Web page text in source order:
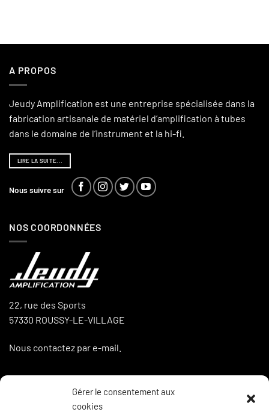
Gérer le consentement aux
cookies
A PROPOS
Jeudy Amplification est une entreprise spécialisée dans la
fabrication artisanale de matériel d’amplification à tubes
dans le domaine de l’instrument et la hi-fi.
LIRE LA SUITE...
Nous suivre sur
NOS COORDONNÉES
22, rue des Sports
57330 ROUSSY-LE-VILLAGE
Nous contactez par e-mail.